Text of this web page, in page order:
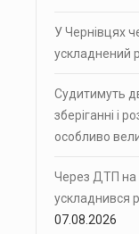
У Чернівцях
ускладнений
Судитимуть
зберіганні і
особливо
Через ДТП на
ускладнився
07.08.2026